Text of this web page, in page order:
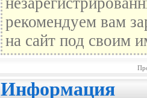
рекомендуем вам
на сайт под своим
Информация